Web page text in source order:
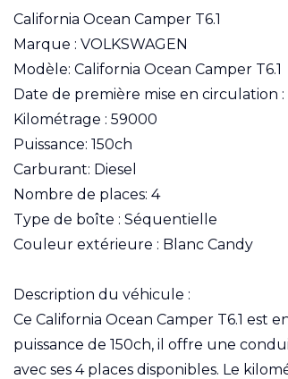
California Ocean Camper T6.1
Marque : VOLKSWAGEN
Modèle: California Ocean Camper T6.1
Date de première mise en circulation :
Kilométrage : 59000
Puissance: 150ch
Carburant: Diesel
Nombre de places: 4
Type de boîte : Séquentielle
Couleur extérieure : Blanc Candy
Description du véhicule :
Ce California Ocean Camper T6.1 est
puissance de 150ch, il offre une
avec ses 4 places disponibles. Le